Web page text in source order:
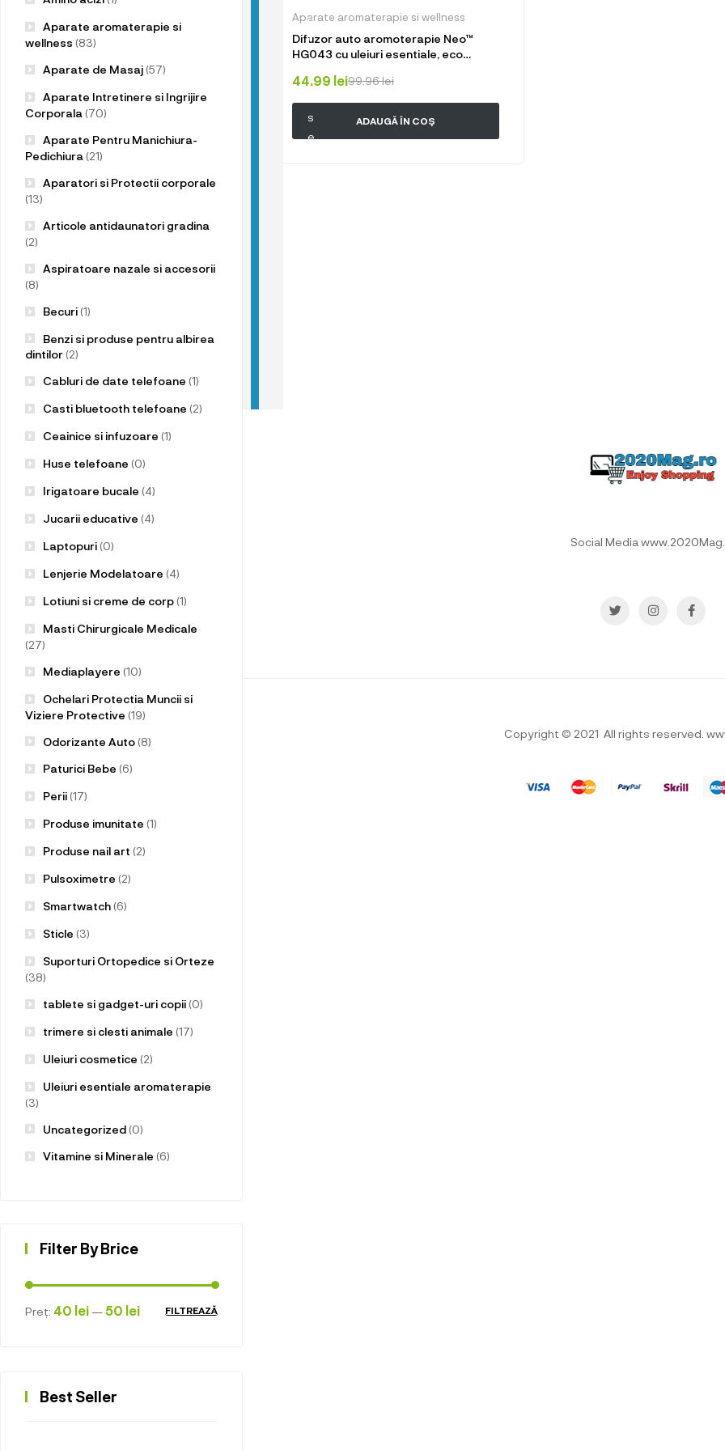
Aparate aromaterapie si wellness
Difuzor auto aromoterapie Neo™
HG043 cu uleiuri esentiale, eco
99.96lei
44.99 lei
ADAUGĂ ÎN COȘ
Aparate aromaterapie si
wellness (83)
Aparate de Masaj(57)
Aparate Intretinere si Ingrijire
Corporala (70)
Aparate Pentru Manichiura-
Pedichiura (21)
Aparatori si Protectii corporale
(13)
Articole antidaunatori gradina
(2)
Aspiratoare nazale si accesorii
(8)
Becuri(1)
Benzi si produse pentru albirea
dintilor(2)
Cabluri de date telefoane (1)
Casti bluetooth telefoane (2)
Ceainice si infuzoare (1)
Huse telefoane (0)
Irigatoare bucale (4)
Jucarii educative (4)
Laptopuri(0)
Lenjerie Modelatoare (4)
Lotiuni si creme de corp(1)
Masti Chirurgicale Medicale
(27)
Mediaplayere (10)
Ochelari Protectia Muncii si
Viziere Protective (19)
Odorizante Auto(8)
Paturici Bebe (6)
Perii(17)
Produse imunitate (1)
Produse nail art (2)
Pulsoximetre (2)
Smartwatch(6)
Sticle (3)
Suporturi Ortopedice si Orteze
(38)
tablete si gadget-uri copii(0)
trimere si clesti animale (17)
Uleiuri cosmetice (2)
Uleiuri esentiale aromaterapie
(3)
Uncategorized(0)
Vitamine si Minerale (6)
Filter By Brice
FILTREAZĂ
Preț: 40 lei — 50 lei
Best Seller
p
r
o
d
s
e
Social Media
Copyright © 2021 All rights reserved.